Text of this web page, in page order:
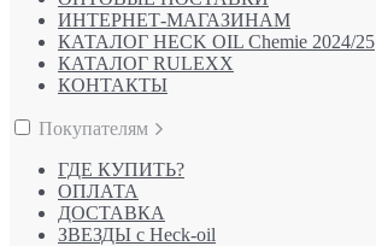
ИНТЕРНЕТ-МАГАЗИНАМ
КАТАЛОГ HECK OIL Chemie 2024/25
КАТАЛОГ RULEXX
КОНТАКТЫ
Покупателям
ГДЕ КУПИТЬ?
ОПЛАТА
ДОСТАВКА
ЗВЕЗДЫ с Heck-oil